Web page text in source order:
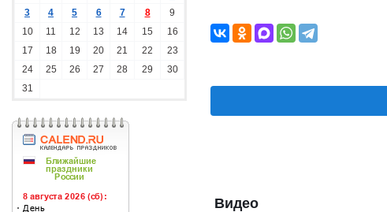
3
4 5 6 7 8
9
10
11 12 13 14 15
16
17
18 19 20 21 22
23
24
25 26 27 28 29
30
31
Видео